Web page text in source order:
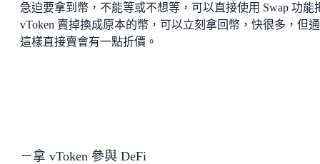
急迫要拿到幣，不能等或不想等，可以直接使用 Swap 功能
vToken 賣掉換成原本的幣，可以立刻拿回幣，快很多，但
這樣直接賣會有一點折價。
－拿 vToken 參與 DeFi